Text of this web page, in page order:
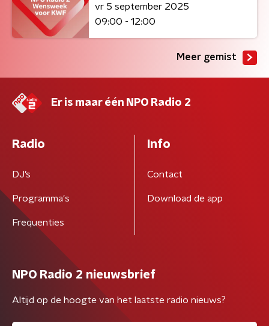
vr 5 september 2025
09:00 - 12:00
Meer gemist
Er is maar één NPO Radio 2
Radio
DJ’s
Programma's
Frequenties
Info
Contact
Download de app
NPO Radio 2 nieuwsbrief
Altijd op de hoogte van het laatste radio nieuws?